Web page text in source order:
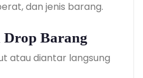
dan jenis barang.
Drop Barang
atau diantar langsung